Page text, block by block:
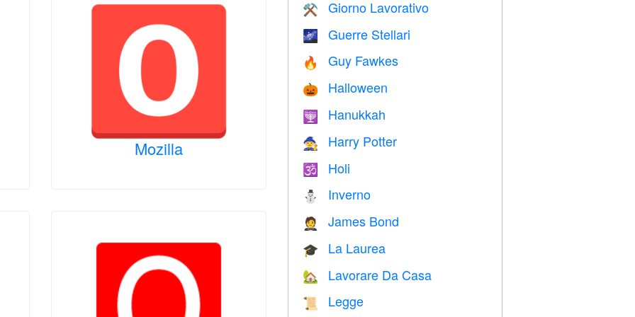
Mozilla
⚒️ Giorno Lavorativo
🌌 Guerre Stellari
🔥 Guy Fawkes
🎃 Halloween
🕎 Hanukkah
🧙 Harry Potter
🕉 Holi
⛄ Inverno
🤵 James Bond
🎓 La Laurea
🏡 Lavorare Da Casa
📜 Legge